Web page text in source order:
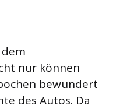
nur können
bewundert
des Autos. Da